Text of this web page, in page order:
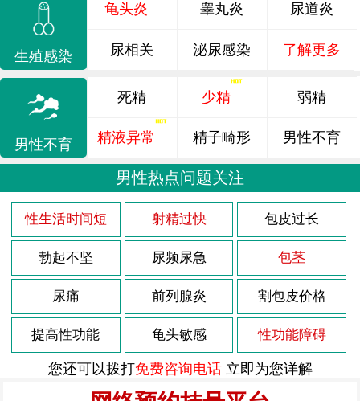
生殖感染
龟头炎 睾丸炎 尿道炎
尿相关 泌尿感染 了解更多
男性不育
死精 少精 弱精
精液异常 精子畸形 男性不育
男性热点问题关注
性生活时间短 射精过快 包皮过长
勃起不坚 尿频尿急 包茎
尿痛 前列腺炎 割包皮价格
提高性功能 龟头敏感 性功能障碍
您还可以拨打免费咨询电话立即为您详解